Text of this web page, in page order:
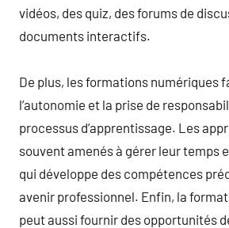
vidéos, des quiz, des forums de
documents interactifs.
De plus, les formations numériques
l’autonomie et la prise de
processus d’apprentissage. Les
souvent amenés à gérer leur temps
qui développe des compétences
avenir professionnel. Enfin, la
peut aussi fournir des opportunités